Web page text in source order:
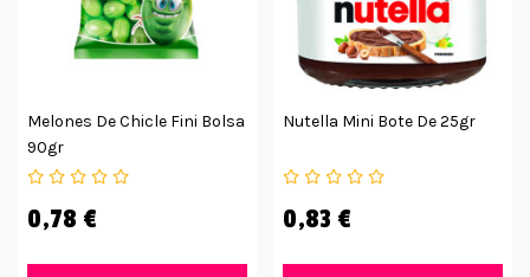
Melones De Chicle Fini Bolsa
90gr
0,78 €
Nutella Mini Bote De 25gr
0,83 €